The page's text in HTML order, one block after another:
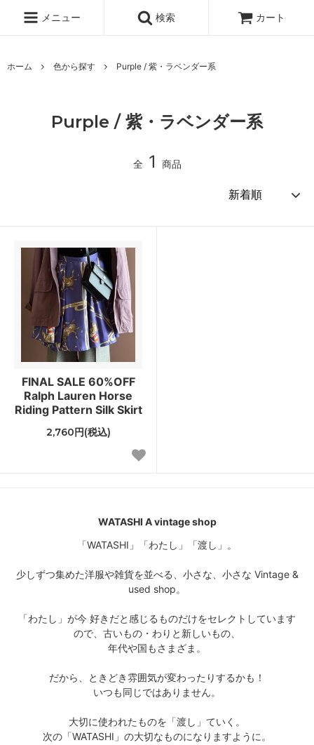
メニュー 検索 カート
ホーム 色から探す Purple / 紫・ラベンダー系
Purple / 紫・ラベンダー系
全 1 商品
FINAL SALE 60%OFF
Ralph Lauren Horse
Riding Pattern Silk Skirt
2,760円(税込)
WATASHI A vintage shop
「WATASHI」「わたし」「渡し」。
少しずつ集めた洋服や雑貨を並べる、小さな、小さな Vintage &
used shop。
「わたし」が今 好きだと感じるものだけをセレクトしています
ので、古いもの・わりと新しいもの、
年代や国もさまざま。
だから、ときどき雰囲気が変わったりするかも！
いつも同じではありません。
大切に使われたものを「渡し」ていく。
次の「WATASHI」の大切なものになりますように。